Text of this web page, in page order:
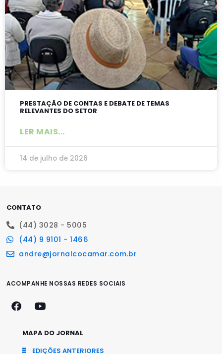
PRESTAÇÃO DE CONTAS E DEBATE DE TEMAS
RELEVANTES DO SETOR
LER MAIS...
14 de julho de 2026
CONTATO
(44) 3028 - 5005
(44) 9 9101 - 1466
andre@jornalcocamar.com.br
ACOMPANHE NOSSAS REDES SOCIAIS
MAPA DO JORNAL
EDIÇÕES ANTERIORES